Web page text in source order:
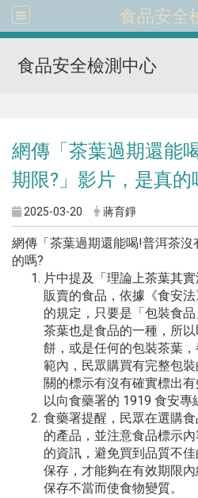
食品安全
食品安全檢測中心
網傳「茶葉過期還能
期限?」影片，是真的
2025-03-20 蔣育錚
網傳「茶葉過期還能喝!普洱茶
的嗎?
片中提及「理論上茶葉其
販賣的食品，依據《食安
的規定，只要是「包裝食
茶葉也是食品的一種，所
餅，或是任何的包裝茶葉
範內，民眾購買有完整包
關的標示有沒有確實標出
以向食藥署的 1919 食安專
食藥署提醒，民眾在選購
的產品，並注意食品標示
的資訊，避免買到品質不
保存，才能夠在有效期限
保存不當而使食物變質。